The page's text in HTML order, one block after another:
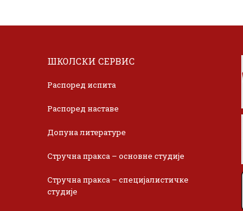
ШКОЛСКИ СЕРВИС
Распоред испита
Распоред наставе
Допуна литературе
Стручна пракса – основне студије
Стручна пракса – специјалистичке
студије